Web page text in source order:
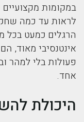
במקומות
לראות עד כמה
הרגלים כמעט
אינטנסיבי מאוד,
פעולות בלי למהר
אחד.
היכולת